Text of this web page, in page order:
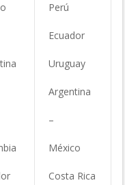
Perú
Ecuador
Uruguay
Argentina
–
México
Costa Rica